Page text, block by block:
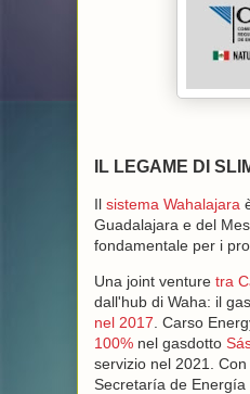
IL LEGAME DI
Il sistema Wahalajara
Guadalajara e del
fondamentale per i
Una joint venture tra
dall'hub di Waha: il
nel 2017 . Carso
100%nel gasdotto
servizio nel 2021.
Secretaría de Energía